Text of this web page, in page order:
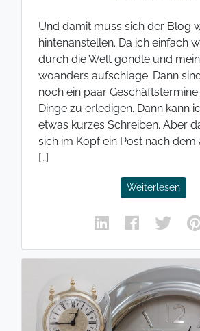
Und damit muss sich der Blog
hintenanstellen. Da ich einfach
durch die Welt gondle und
woanders aufschlage. Dann
noch ein paar
Dinge zu erledigen. Dann kann
etwas kurzes Schreiben. Aber
sich im Kopf ein Post nach dem
[…]
Weiterlesen